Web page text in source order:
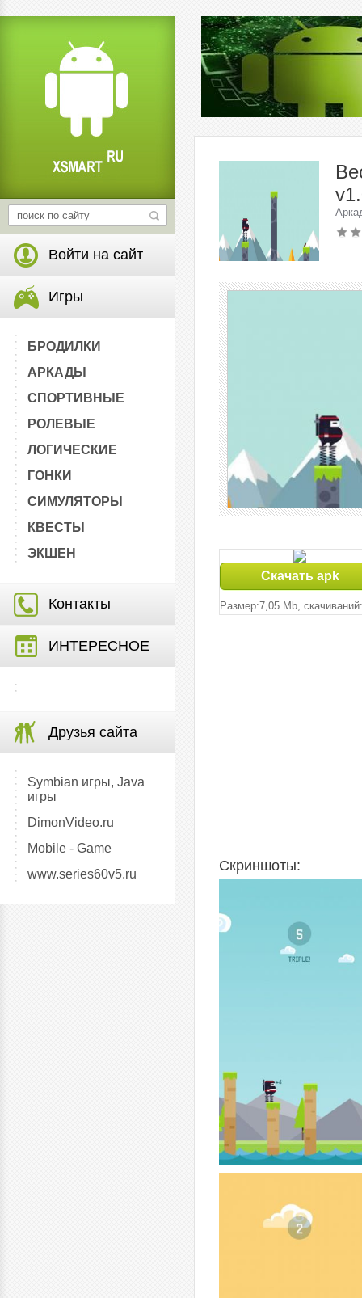
Войти на сайт
Игры
БРОДИЛКИ
АРКАДЫ
СПОРТИВНЫЕ
РОЛЕВЫЕ
ЛОГИЧЕСКИЕ
ГОНКИ
СИМУЛЯТОРЫ
КВЕСТЫ
ЭКШЕН
Контакты
ИНТЕРЕСНОЕ
Друзья сайта
Symbian игры, Java
игры
DimonVideo.ru
Mobile - Game
www.series60v5.ru
Скачать apk
Размер:7,05 Mb,
Скриншоты: